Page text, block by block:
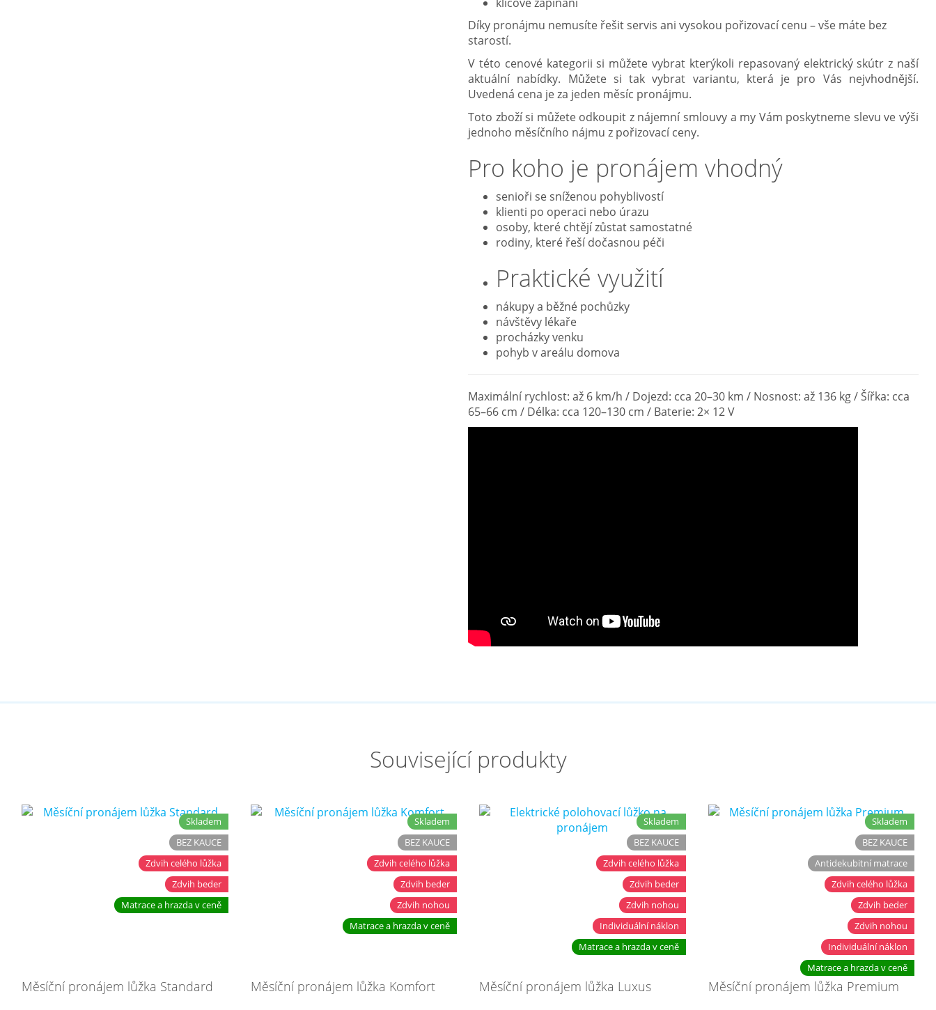
Díky pronájmu nemusíte řešit servis ani vysokou pořizovací cenu – vše máte bez
starostí.
V této cenové kategorii si můžete vybrat kterýkoli repasovaný elektrický skútr z naší
aktuální nabídky. Můžete si tak vybrat variantu, která je pro Vás nejvhodnější.
Uvedená cena je za jeden měsíc pronájmu.
Toto zboží si můžete odkoupit z nájemní smlouvy a my Vám poskytneme slevu ve výši
jednoho měsíčního nájmu z pořizovací ceny.
Pro koho je pronájem vhodný
senioři se sníženou pohyblivostí
klienti po operaci nebo úrazu
osoby, které chtějí zůstat samostatné
rodiny, které řeší dočasnou péči
Praktické využití
nákupy a běžné pochůzky
návštěvy lékaře
procházky venku
pohyb v areálu domova
Maximální rychlost: až 6 km/h / Dojezd: cca 20–30 km / Nosnost: až 136 kg / Šířka: cca
65–66 cm / Délka: cca 120–130 cm / Baterie: 2× 12 V
Související produkty
Skladem
BEZ KAUCE
Zdvih celého lůžka
Zdvih beder
Matrace a hrazda v ceně
Měsíční pronájem lůžka Standard
Skladem
BEZ KAUCE
Zdvih celého lůžka
Zdvih beder
Zdvih nohou
Matrace a hrazda v ceně
Měsíční pronájem lůžka Komfort
Skladem
BEZ KAUCE
Zdvih celého lůžka
Zdvih beder
Zdvih nohou
Individuální náklon
Matrace a hrazda v ceně
Měsíční pronájem lůžka Luxus
Skladem
BEZ KAUCE
Antidekubitní matrace
Zdvih celého lůžka
Zdvih beder
Zdvih nohou
Individuální náklon
Matrace a hrazda v ceně
Měsíční pronájem lůžka Premium